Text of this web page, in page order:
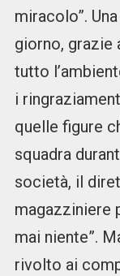
miracolo”.
giorno, grazie
tutto
i
quelle figure
squadra
società, il
magazziniere
mai niente”.
rivolto ai